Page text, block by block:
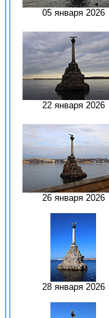
05 января 2026
22 января 2026
26 января 2026
28 января 2026